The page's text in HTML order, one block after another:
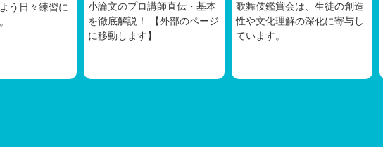
う日々練習に
小論文のプロ講師直伝・基本
を徹底解説！ 【外部のページ
に移動します】
歌舞伎鑑賞会は、生徒の創造
性や文化理解の深化に寄与し
ています。